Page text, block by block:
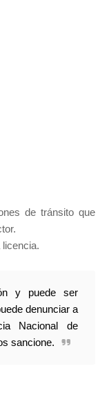
de tránsito que
y puede ser
denunciar a
Nacional de
sancione.